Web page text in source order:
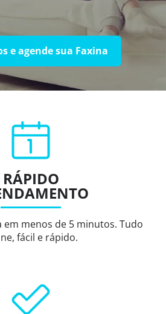
e agende sua Faxina
RÁPIDO
em menos de 5 minutos. Tudo
fácil e rápido.